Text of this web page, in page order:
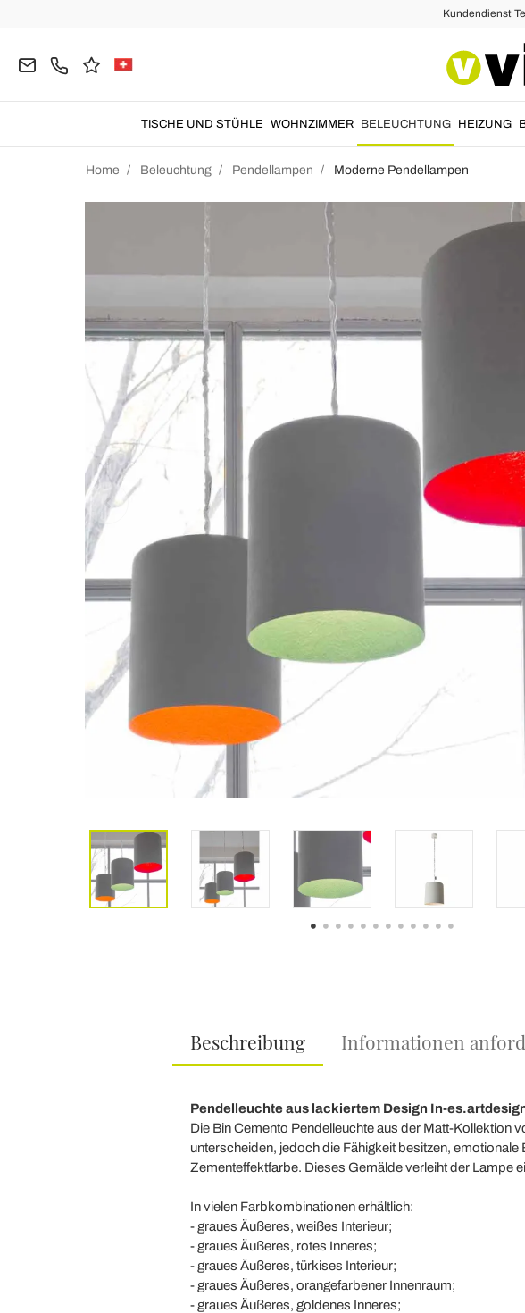
Kundendienst
TISCHE UND STÜHLE WOHNZIMMER BELEUCHTUNG HEIZUNG
Home Beleuchtung Pendellampen Moderne Pendellampen
Beschreibung Informationen
Pendelleuchte aus lackiertem Design In-
Die Bin Cemento Pendelleuchte aus der Matt-Kollektion
unterscheiden, jedoch die Fähigkeit besitzen,
Zementeffektfarbe. Dieses Gemälde verleiht der Lampe
In vielen Farbkombinationen erhältlich:
- graues Äußeres, weißes Interieur;
- graues Äußeres, rotes Inneres;
- graues Äußeres, türkises Interieur;
- graues Äußeres, orangefarbener Innenraum;
- graues Äußeres, goldenes Inneres;